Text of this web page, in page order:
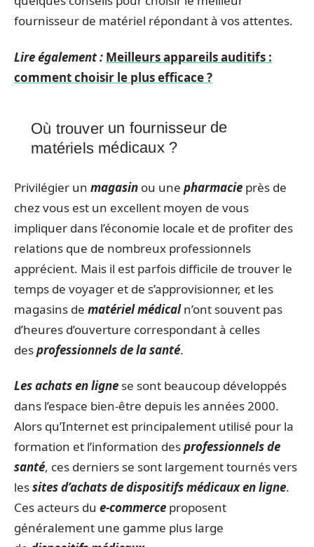
fournisseur de matériel répondant à vos attentes.
Lire également : Meilleurs appareils auditifs :
comment choisir le plus efficace ?
Où trouver un fournisseur de
matériels médicaux ?
Privilégier un magasin ou une pharmacie près de
chez vous est un excellent moyen de vous
impliquer dans l’économie locale et de profiter des
relations que de nombreux professionnels
apprécient. Mais il est parfois difficile de trouver le
temps de voyager et de s’approvisionner, et les
magasins de matériel médicaln’ont souvent pas
d’heures d’ouverture correspondant à celles
desprofessionnels de la santé.
Les achats en ligne se sont beaucoup développés
dans l’espace bien-être depuis les années 2000.
Alors qu’Internet est principalement utilisé pour la
formation et l’information desprofessionnels de
santé, ces derniers se sont largement tournés vers
lessites d’achats de dispositifs médicaux en ligne.
Ces acteurs du e-commerce proposent
généralement une gamme plus large